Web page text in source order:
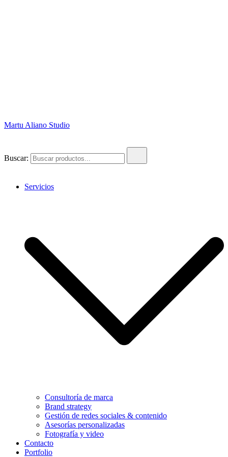
Martu Aliano Studio
Buscar:
Servicios
Consultoría de marca
Brand strategy
Gestión de redes sociales & contenido
Asesorías personalizadas
Fotografía y video
Contacto
Portfolio